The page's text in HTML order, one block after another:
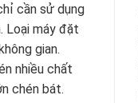
cần sử dụng
Loại máy đặt
gian.
nhiều chất
chén bát.